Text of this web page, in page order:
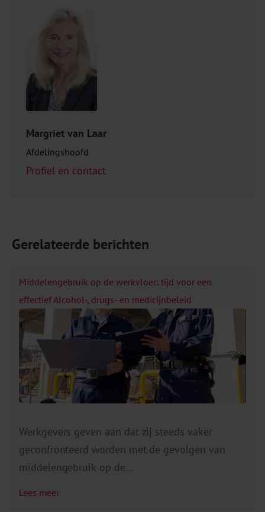
Margriet van Laar
Afdelingshoofd
Profiel en contact
Gerelateerde berichten
Middelengebruik op de werkvloer: tijd voor een
effectief Alcohol-, drugs- en medicijnbeleid
Werkgevers geven aan dat zij steeds vaker
geconfronteerd worden met de gevolgen van
middelengebruik op de
Lees meer